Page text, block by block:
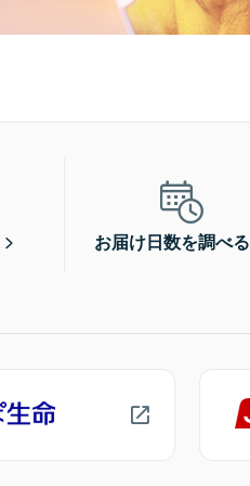
お届け日数を調べる